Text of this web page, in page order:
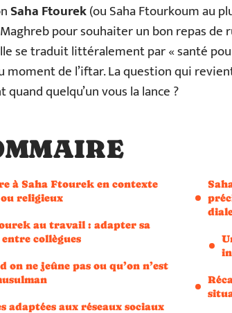
Saha Ftourek(ou Saha Ftourkoum au
pour souhaiter un bon repas
se traduit littéralement par « santé
moment de l’iftar. La question qui
quelqu’un vous la lance ?
à Saha Ftourek en contexte
religieux
au travail : adapter sa
collègues
on ne jeûne pas ou qu’on n’est
adaptées aux réseaux sociaux